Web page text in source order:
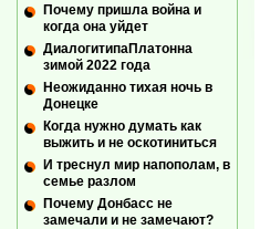
Почему пришла война и
когда она уйдет
ДиалогитипаПлатонна
зимой 2022 года
Неожиданно тихая ночь в
Донецке
Когда нужно думать как
выжить и не оскотиниться
И треснул мир напополам, в
семье разлом
Почему Донбасс не
замечали и не замечают?